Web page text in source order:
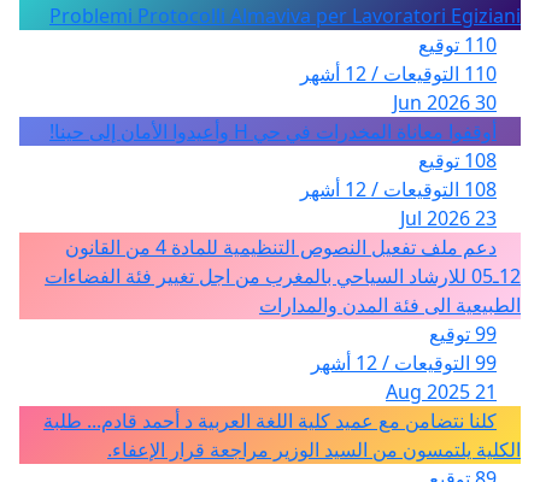
Problemi Protocolli Almaviva per Lavoratori Egiziani
110 توقيع
110 التوقيعات / 12 أشهر
30 Jun 2026
أوقفوا معاناة المخدرات في حي H وأعيدوا الأمان إلى حينا!
108 توقيع
108 التوقيعات / 12 أشهر
23 Jul 2026
دعم ملف تفعيل النصوص التنظيمية للمادة 4 من القانون
12ـ05 للارشاد السياحي بالمغرب من اجل تغيير فئة الفضاءات
الطبيعية الى فئة المدن والمدارات
99 توقيع
99 التوقيعات / 12 أشهر
21 Aug 2025
كلنا نتضامن مع عميد كلية اللغة العربية د أحمد قادم... طلبة
الكلية يلتمسون من السيد الوزير مراجعة قرار الإعفاء.